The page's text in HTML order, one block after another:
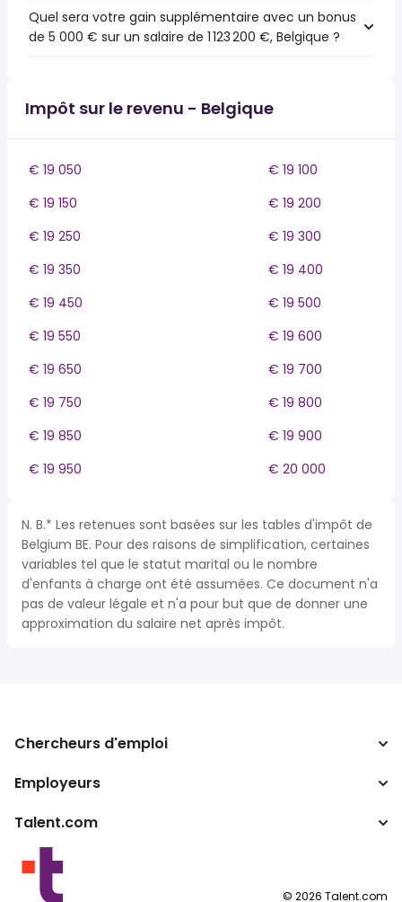
Quel sera votre gain supplémentaire avec un bonus
de 5 000 € sur un salaire de 1 123 200 €, Belgique ?
Impôt sur le revenu - Belgique
€ 19 050
€ 19 100
€ 19 150
€ 19 200
€ 19 250
€ 19 300
€ 19 350
€ 19 400
€ 19 450
€ 19 500
€ 19 550
€ 19 600
€ 19 650
€ 19 700
€ 19 750
€ 19 800
€ 19 850
€ 19 900
€ 19 950
€ 20 000
N. B.* Les retenues sont basées sur les tables d'impôt de
Belgium BE. Pour des raisons de simplification, certaines
variables tel que le statut marital ou le nombre
d'enfants à charge ont été assumées. Ce document n'a
pas de valeur légale et n'a pour but que de donner une
approximation du salaire net après impôt.
Chercheurs d'emploi
Recherche d'emploi
Convertisseur de salaire
Employeurs
Entreprises
Programmes partenaires
Talent.com
Autres pays
Conditions d’utilisation
© 2026 Talent.com